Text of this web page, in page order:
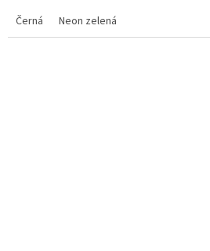
Černá
Neon zelená